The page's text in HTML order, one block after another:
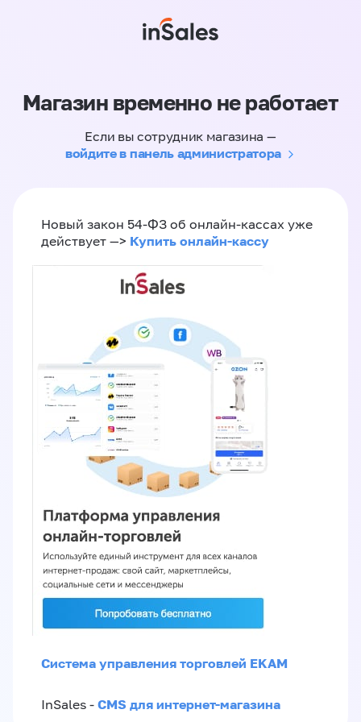
Магазин временно не работает
Если вы сотрудник магазина —
войдите в панель администратора
Новый закон 54-ФЗ об онлайн-кассах уже
действует —> Купить онлайн-кассу
Система управления торговлей EKAM
InSales - CMS для интернет-магазина